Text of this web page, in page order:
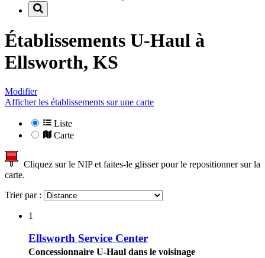
Établissements U-Haul à
Ellsworth, KS
Modifier
Afficher les établissements sur une carte
Liste
Carte
Cliquez sur le NIP et faites-le glisser pour le repositionner sur la
carte.
Trier par :
1
Ellsworth Service Center
Concessionnaire U-Haul dans le voisinage